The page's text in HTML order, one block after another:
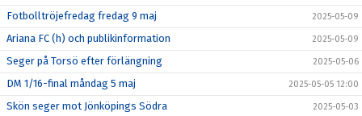
Fotbolltröjefredag fredag 9 maj 2025-05-09
Ariana FC (h) och publikinformation 2025-05-09
Seger på Torsö efter förlängning 2025-05-06
DM 1/16-final måndag 5 maj 2025-05-05 12:00
Skön seger mot Jönköpings Södra 2025-05-03